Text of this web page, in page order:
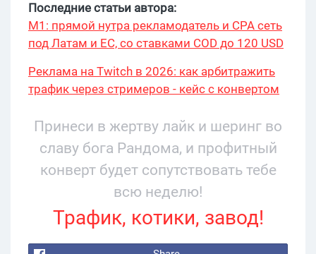
Последние статьи автора:
М1: прямой нутра рекламодатель и CPA сеть
под Латам и ЕС, со ставками COD до 120 USD
Реклама на Twitch в 2026: как арбитражить
трафик через стримеров - кейс с конвертом
Принеси в жертву лайк и шеринг во
славу бога Рандома, и профитный
конверт будет сопутствовать тебе
всю неделю!
Трафик, котики, завод!